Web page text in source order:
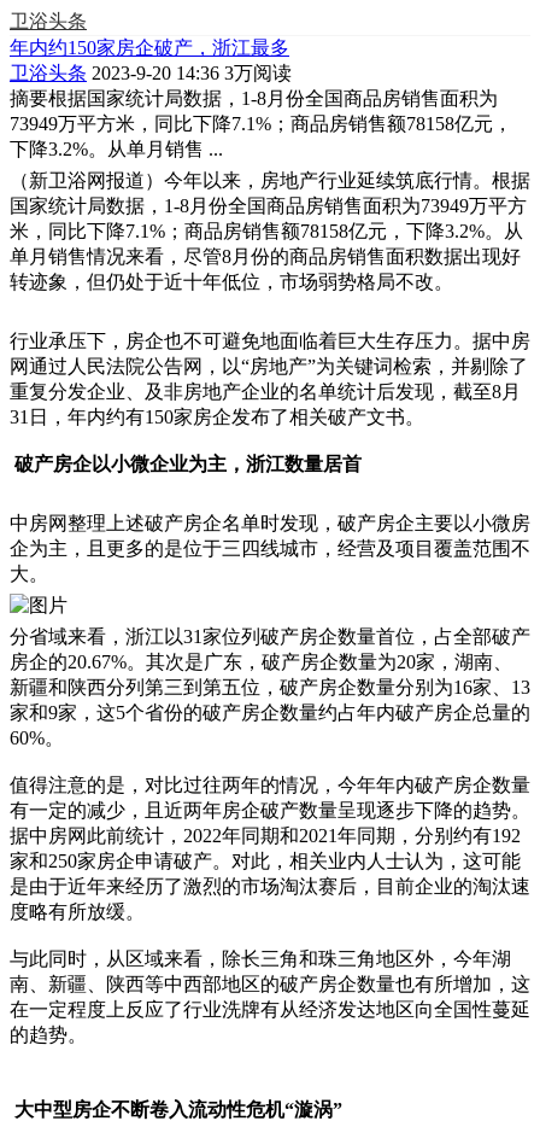
卫浴头条
年内约150家房企破产，浙江最多
卫浴头条 2023-9-20 14:36 3万阅读
摘要根据国家统计局数据，1-8月份全国商品房销售面积为
73949万平方米，同比下降7.1%；商品房销售额78158亿元，
下降3.2%。从单月销售 ...
（新卫浴网报道）今年以来，房地产行业延续筑底行情。根据
国家统计局数据，1-8月份全国商品房销售面积为73949万平方
米，同比下降7.1%；商品房销售额78158亿元，下降3.2%。从
单月销售情况来看，尽管8月份的商品房销售面积数据出现好
转迹象，但仍处于近十年低位，市场弱势格局不改。
行业承压下，房企也不可避免地面临着巨大生存压力。据中房
网通过人民法院公告网，以“房地产”为关键词检索，并剔除了
重复分发企业、及非房地产企业的名单统计后发现，截至8月
31日，年内约有150家房企发布了相关破产文书。
破产房企以小微企业为主，浙江数量居首
中房网整理上述破产房企名单时发现，破产房企主要以小微房
企为主，且更多的是位于三四线城市，经营及项目覆盖范围不
大。
分省域来看，浙江以31家位列破产房企数量首位，占全部破产
房企的20.67%。其次是广东，破产房企数量为20家，湖南、
新疆和陕西分列第三到第五位，破产房企数量分别为16家、13
家和9家，这5个省份的破产房企数量约占年内破产房企总量的
60%。
值得注意的是，对比过往两年的情况，今年年内破产房企数量
有一定的减少，且近两年房企破产数量呈现逐步下降的趋势。
据中房网此前统计，2022年同期和2021年同期，分别约有192
家和250家房企申请破产。对此，相关业内人士认为，这可能
是由于近年来经历了激烈的市场淘汰赛后，目前企业的淘汰速
度略有所放缓。
与此同时，从区域来看，除长三角和珠三角地区外，今年湖
南、新疆、陕西等中西部地区的破产房企数量也有所增加，这
在一定程度上反应了行业洗牌有从经济发达地区向全国性蔓延
的趋势。
大中型房企不断卷入流动性危机“漩涡”